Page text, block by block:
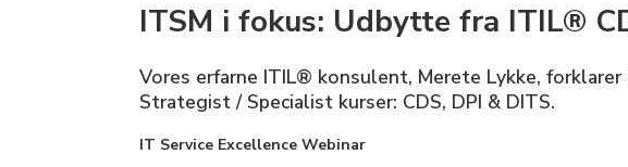
ITSM i fokus: Udbytte fra ITIL®
Vores erfarne ITIL® konsulent, Merete Lykke,
Strategist / Specialist kurser: CDS, DPI & DITS.
IT Service Excellence Webinar